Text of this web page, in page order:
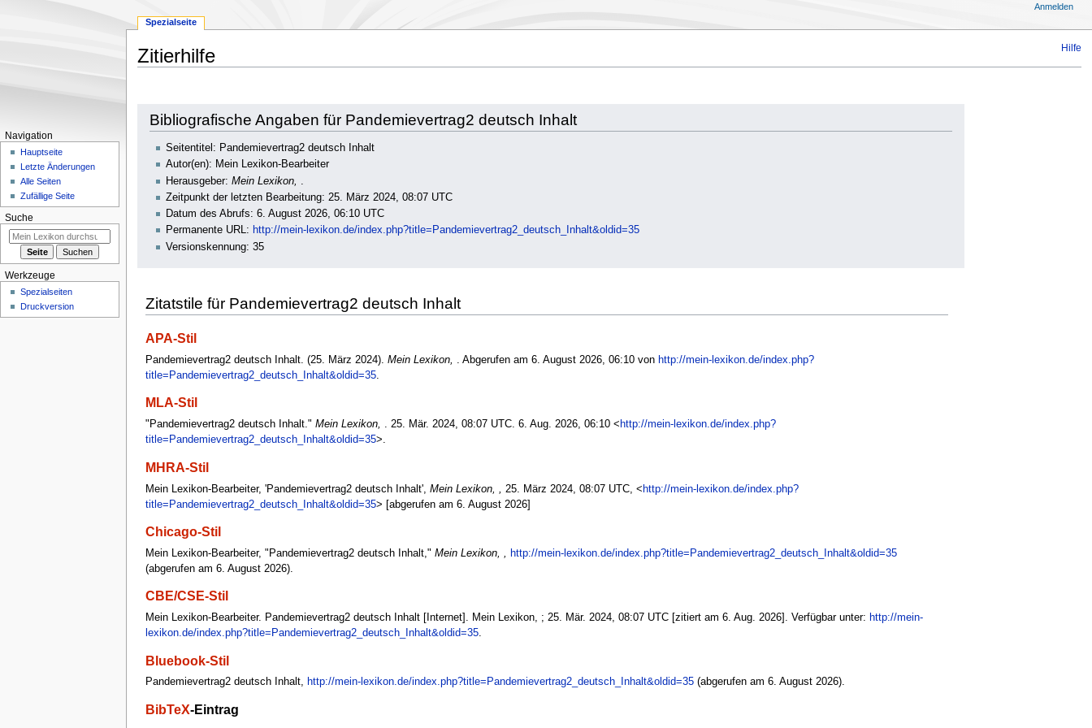
Hilfe
Zitierhilfe
Navigation
springen
Suche
springen
Bibliografische Angaben für Pandemievertrag2 deutsch Inhalt
Seitentitel: Pandemievertrag2 deutsch Inhalt
Autor(en): Mein Lexikon-Bearbeiter
Herausgeber: Mein Lexikon,
Zeitpunkt der letzten Bearbeitung: 25. März 2024, 08:07 UTC
Datum des Abrufs: 6. August 2026, 06:10 UTC
Permanente URL: http://mein-lexikon.de/index.php?title=Pandemievertrag2_deutsch_Inhalt&oldid=35
Versionskennung: 35
Zitatstile für Pandemievertrag2 deutsch Inhalt
APA-Stil
Pandemievertrag2 deutsch Inhalt. (25. März 2024). Mein Lexikon, . Abgerufen am 6. August 2026, 06:10 von http://mein-lexikon.de/index.php?
title=Pandemievertrag2_deutsch_Inhalt&oldid=35.
MLA-Stil
"Pandemievertrag2 deutsch Inhalt." Mein Lexikon, . 25. Mär. 2024, 08:07 UTC. 6. Aug. 2026, 06:10 < http://mein-lexikon.de/index.php?
title=Pandemievertrag2_deutsch_Inhalt&oldid=35>.
MHRA-Stil
Mein Lexikon-Bearbeiter, 'Pandemievertrag2 deutsch Inhalt', Mein Lexikon, , 25. März 2024, 08:07 UTC, < http://mein-lexikon.de/index.php?
title=Pandemievertrag2_deutsch_Inhalt&oldid=35> [abgerufen am 6. August 2026]
Chicago-Stil
Mein Lexikon-Bearbeiter, "Pandemievertrag2 deutsch Inhalt," Mein Lexikon, , http://mein-lexikon.de/index.php?title=Pandemievertrag2_deutsch_Inhalt&oldid=35
(abgerufen am 6. August 2026).
CBE/CSE-Stil
Mein Lexikon-Bearbeiter. Pandemievertrag2 deutsch Inhalt [Internet]. Mein Lexikon, ; 25. Mär. 2024, 08:07 UTC [zitiert am 6. Aug. 2026]. Verfügbar unter: http://mein-
lexikon.de/index.php?title=Pandemievertrag2_deutsch_Inhalt&oldid=35.
Bluebook-Stil
Pandemievertrag2 deutsch Inhalt, http://mein-lexikon.de/index.php?title=Pandemievertrag2_deutsch_Inhalt&oldid=35(abgerufen am 6. August 2026).
BibTeX-Eintrag
Spezialseite
Anmelden
Navigation
Hauptseite
Letzte Änderungen
Alle Seiten
Zufällige Seite
Suche
Werkzeuge
Spezialseiten
Druckversion